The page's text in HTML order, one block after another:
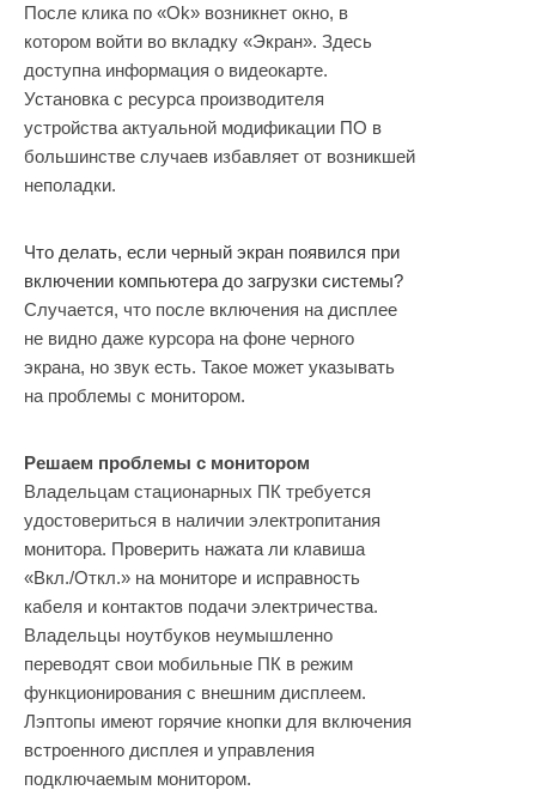
После клика по «Ok» возникнет окно, в
котором войти во вкладку «Экран». Здесь
доступна информация о видеокарте.
Установка с ресурса производителя
устройства актуальной модификации ПО в
большинстве случаев избавляет от возникшей
неполадки.
Что делать, если черный экран появился при
включении компьютера до загрузки системы?
Случается, что после включения на дисплее
не видно даже курсора на фоне черного
экрана, но звук есть. Такое может указывать
на проблемы с монитором.
Решаем проблемы с монитором
Владельцам стационарных ПК требуется
удостовериться в наличии электропитания
монитора. Проверить нажата ли клавиша
«Вкл./Откл.» на мониторе и исправность
кабеля и контактов подачи электричества.
Владельцы ноутбуков неумышленно
переводят свои мобильные ПК в режим
функционирования с внешним дисплеем.
Лэптопы имеют горячие кнопки для включения
встроенного дисплея и управления
подключаемым монитором.